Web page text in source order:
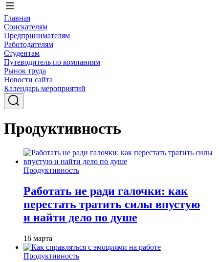
Главная
Соискателям
Предпринимателям
Работодателям
Студентам
Путеводитель по компаниям
Рынок труда
Новости сайта
Календарь мероприятий
Продуктивность
Продуктивность
Работать не ради галочки: как
перестать тратить силы впустую
и найти дело по душе
16 марта
Продуктивность